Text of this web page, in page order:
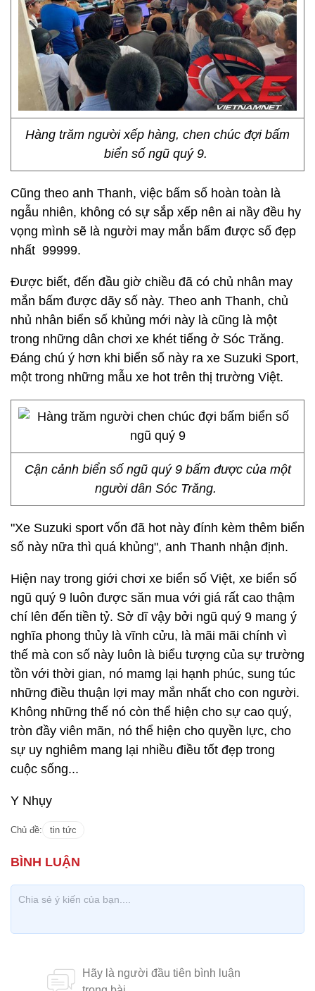
Hàng trăm người xếp hàng, chen chúc đợi bấm
biển số ngũ quý 9.
Cũng theo anh Thanh, việc bấm số hoàn toàn là
ngẫu nhiên, không có sự sắp xếp nên ai nầy đều hy
vọng mình sẽ là người may mắn bấm được số đẹp
nhất 99999.
Được biết, đến đầu giờ chiều đã có chủ nhân may
mắn bấm được dãy số này. Theo anh Thanh, chủ
nhủ nhân biển số khủng mới này là cũng là một
trong những dân chơi xe khét tiếng ở Sóc Trăng.
Đáng chú ý hơn khi biển số này ra xe Suzuki Sport,
một trong những mẫu xe hot trên thị trường Việt.
Cận cảnh biển số ngũ quý 9 bấm được của một
người dân Sóc Trăng.
"Xe Suzuki sport vốn đã hot này đính kèm thêm biển
số này nữa thì quá khủng", anh Thanh nhận định.
Hiện nay trong giới chơi xe biển số Việt, xe biển số
ngũ quý 9 luôn được săn mua với giá rất cao thậm
chí lên đến tiền tỷ. Sở dĩ vậy bởi ngũ quý 9 mang ý
nghĩa phong thủy là vĩnh cửu, là mãi mãi chính vì
thế mà con số này luôn là biểu tượng của sự trường
tồn với thời gian, nó mamg lại hạnh phúc, sung túc
những điều thuận lợi may mắn nhất cho con người.
Không những thế nó còn thể hiện cho sự cao quý,
tròn đầy viên mãn, nó thể hiện cho quyền lực, cho
sự uy nghiêm mang lại nhiều điều tốt đẹp trong
cuộc sống...
Y Nhụy
Chủ đề: tin tức